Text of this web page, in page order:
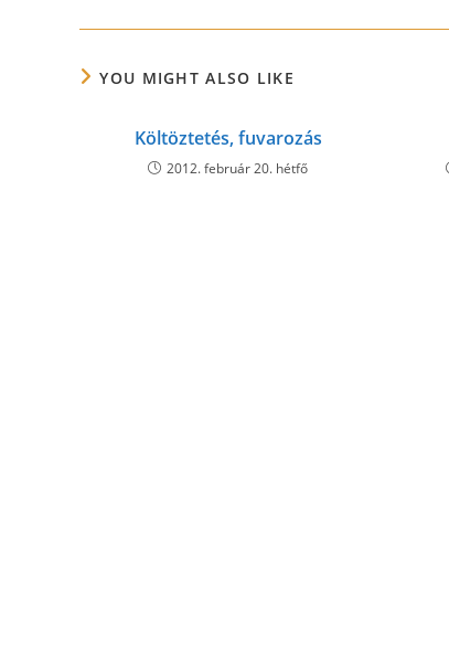
YOU MIGHT ALSO LIKE
Költöztetés, fuvarozás
2012. február 20. hétfő